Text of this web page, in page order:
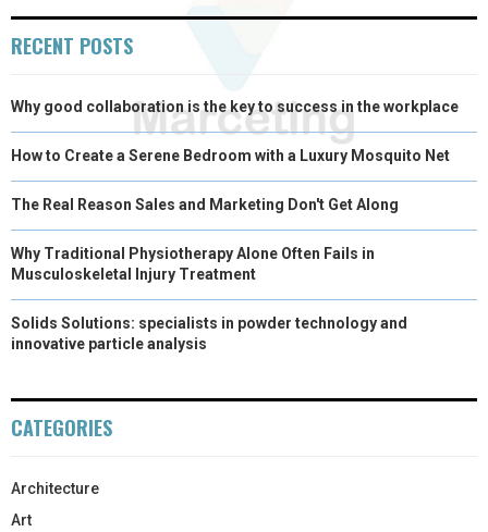
RECENT POSTS
Why good collaboration is the key to success in the workplace
How to Create a Serene Bedroom with a Luxury Mosquito Net
The Real Reason Sales and Marketing Don't Get Along
Why Traditional Physiotherapy Alone Often Fails in
Musculoskeletal Injury Treatment
Solids Solutions: specialists in powder technology and
innovative particle analysis
CATEGORIES
Architecture
Art